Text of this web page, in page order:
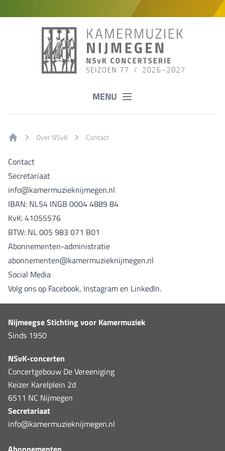
MENU
Over NSvK Contact
Contact
Secretariaat
info@kamermuzieknijmegen.nl
IBAN: NL54 INGB 0004 4889 84
KvK: 41055576
BTW: NL 005 983 071 B01
Abonnementen-administratie
abonnementen@kamermuzieknijmegen.nl
Social Media
Volg ons op Facebook, Instagramen LinkedIn.
Nijmeegse Stichting voor Kamermuziek
Sinds 1950
NSvK-concerten
Concertgebouw De Vereeniging
Keizer Karelplein 2d
6511 NC Nijmegen
Secretariaat
info@kamermuzieknijmegen.nl